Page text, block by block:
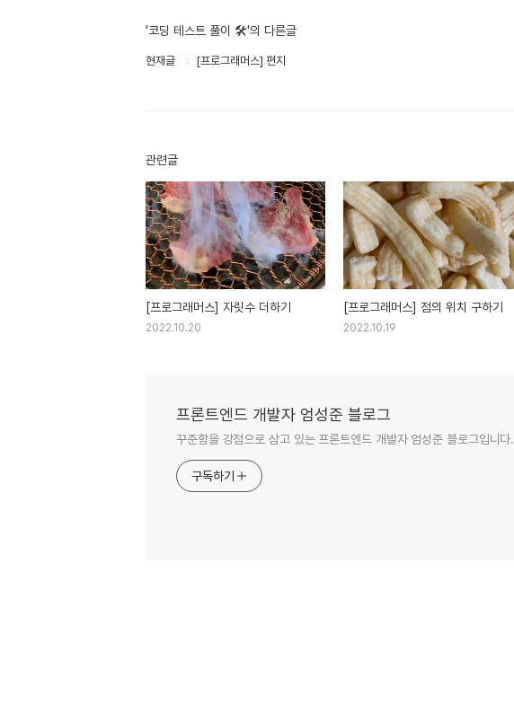
'코딩 테스트 풀이 🛠'의 다른글
현재글 [프로그래머스] 편지
관련글
[프로그래머스] 자릿수 더하기
2022.10.20
[프로그래머스] 점의 위치 구하기
2022.10.19
프론트엔드 개발자 엄성준 블로그
꾸준함을 강점으로 삼고 있는 프론트엔드 개발자 엄성준 블로그입니다.
구독하기